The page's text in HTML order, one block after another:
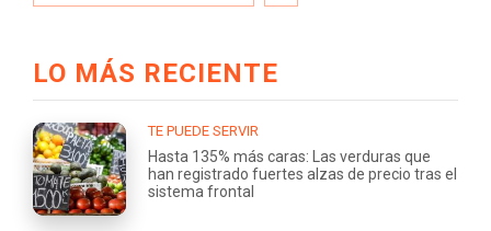
LO MÁS RECIENTE
TE PUEDE SERVIR
Hasta 135% más caras: Las verduras que
han registrado fuertes alzas de precio tras el
sistema frontal